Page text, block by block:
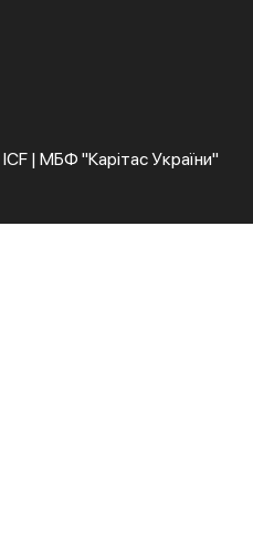
| МБФ "Карітас України"